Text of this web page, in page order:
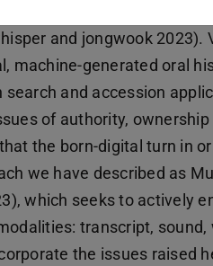
creating born digital
and jongwook 2023).
machine-generated oral
and accession
of authority,
the born-digital turn in
we have described as
which seeks to actively
transcript, sound,
the issues raised